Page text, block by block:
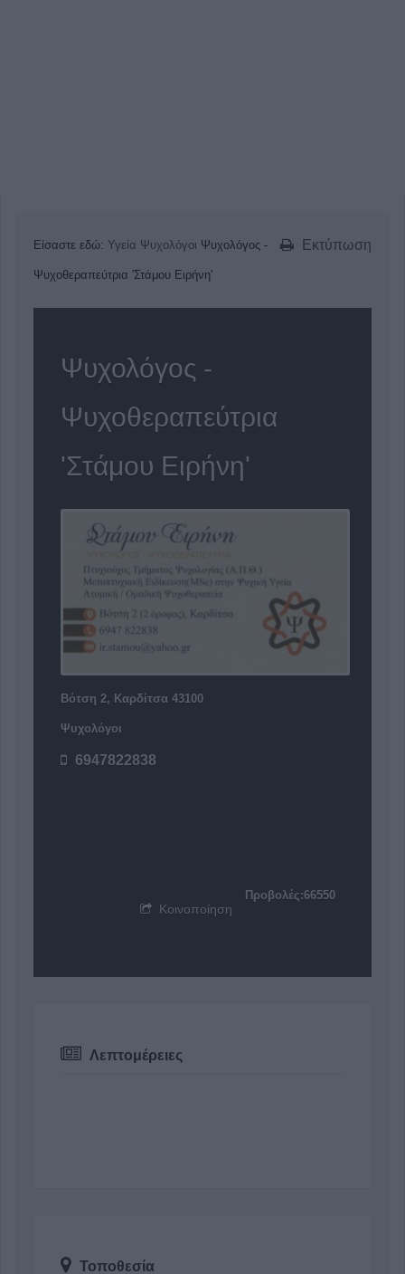
Εκτύπωση
Είσαστε εδώ: Υγεία Ψυχολόγοι Ψυχολόγος -
Ψυχοθεραπεύτρια 'Στάμου Ειρήνη'
Ψυχολόγος -
Ψυχοθεραπεύτρια
'Στάμου Ειρήνη'
Βότση 2, Καρδίτσα 43100
Ψυχολόγοι
6947822838
Προβολές:66550
Κοινοποίηση
Λεπτομέρειες
Τοποθεσία